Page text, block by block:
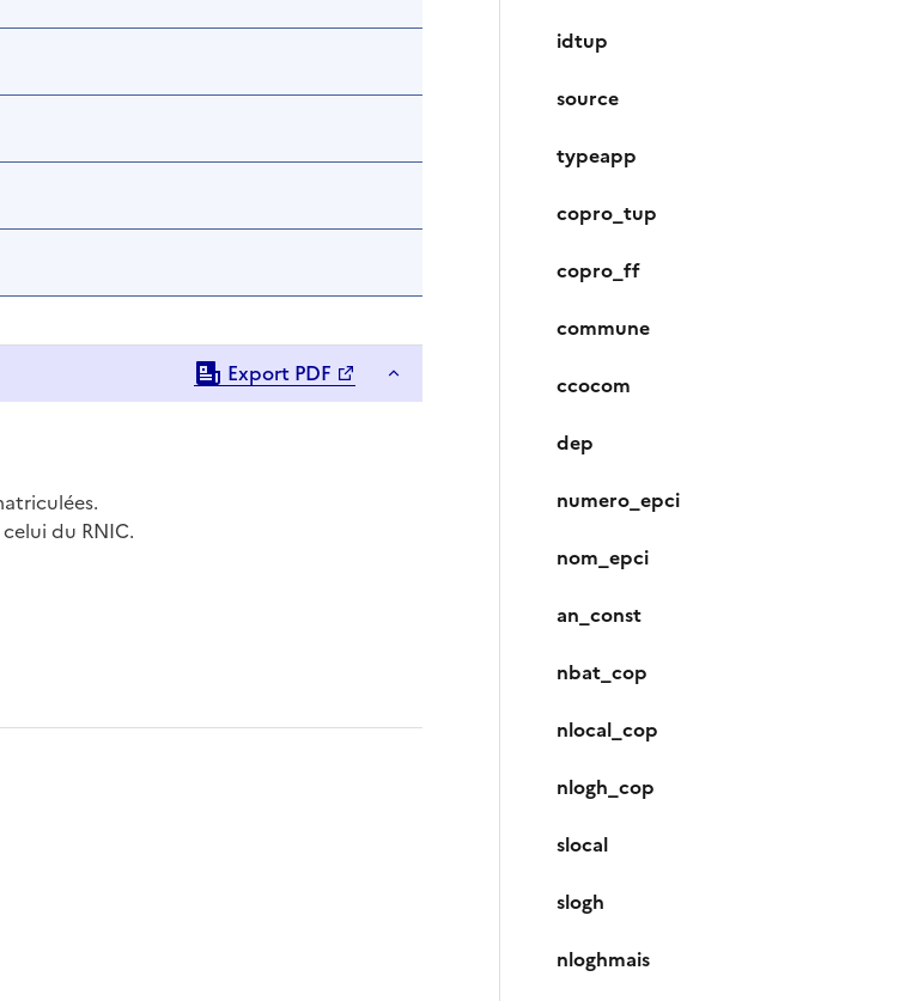
Export PDF
du RNIC.
idtup
source
typeapp
copro_tup
copro_ff
commune
ccocom
dep
numero_epci
nom_epci
an_const
nbat_cop
nlocal_cop
nlogh_cop
slocal
slogh
nloghmais